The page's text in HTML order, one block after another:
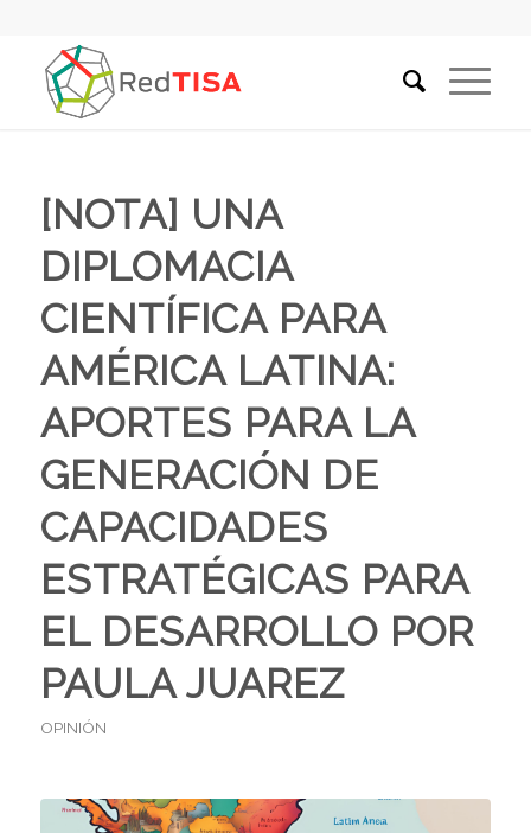
[NOTA] UNA
DIPLOMACIA
CIENTÍFICA PARA
AMÉRICA LATINA:
APORTES PARA LA
GENERACIÓN DE
CAPACIDADES
ESTRATÉGICAS PARA
EL DESARROLLO POR
PAULA JUAREZ
OPINIÓN